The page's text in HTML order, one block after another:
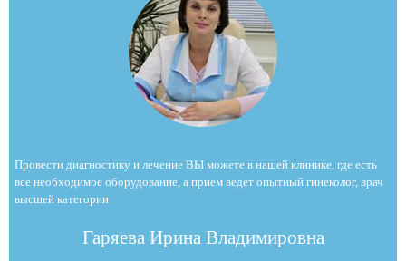
Провести диагностику и лечение ВЫ можете в нашей клинике, где есть
все необходимое оборудование, а прием ведет опытный гинеколог, врач
высшей категории
Гаряева Ирина Владимировна